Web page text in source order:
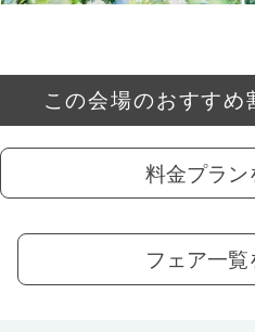
この会場のおすす
料金プラン
フェア一覧